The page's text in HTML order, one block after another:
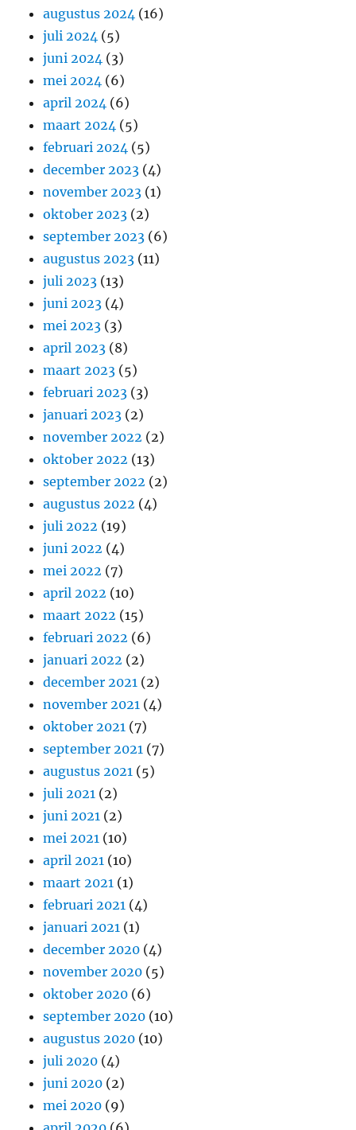
augustus 2024 (16)
juli 2024 (5)
juni 2024 (3)
mei 2024 (6)
april 2024 (6)
maart 2024 (5)
februari 2024 (5)
december 2023 (4)
november 2023 (1)
oktober 2023 (2)
september 2023 (6)
augustus 2023 (11)
juli 2023 (13)
juni 2023 (4)
mei 2023 (3)
april 2023 (8)
maart 2023 (5)
februari 2023 (3)
januari 2023 (2)
november 2022 (2)
oktober 2022 (13)
september 2022 (2)
augustus 2022 (4)
juli 2022 (19)
juni 2022 (4)
mei 2022 (7)
april 2022 (10)
maart 2022 (15)
februari 2022 (6)
januari 2022 (2)
december 2021 (2)
november 2021 (4)
oktober 2021 (7)
september 2021 (7)
augustus 2021 (5)
juli 2021 (2)
juni 2021 (2)
mei 2021 (10)
april 2021 (10)
maart 2021 (1)
februari 2021 (4)
januari 2021 (1)
december 2020 (4)
november 2020 (5)
oktober 2020 (6)
september 2020 (10)
augustus 2020 (10)
juli 2020 (4)
juni 2020 (2)
mei 2020 (9)